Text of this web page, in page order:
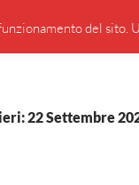
22 Settembre
del